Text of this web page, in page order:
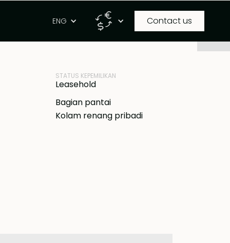
ENG Contact us
ID PROPERTI
STATUS KEPEMILIKAN
Leasehold
Bagian pantai
Kolam renang pribadi